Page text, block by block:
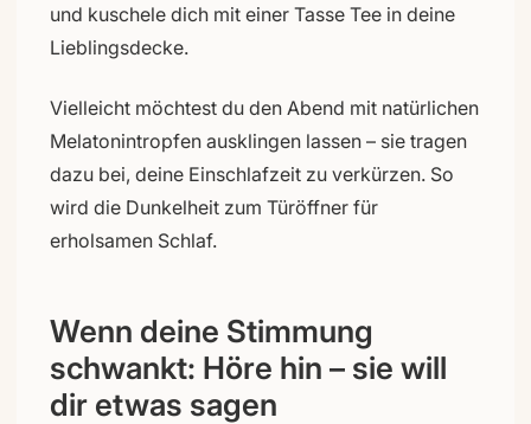
und kuschele dich mit einer Tasse Tee in deine
Lieblingsdecke.
Vielleicht möchtest du den Abend mit natürlichen
Melatonintropfen ausklingen lassen – sie tragen
dazu bei, deine Einschlafzeit zu verkürzen. So
wird die Dunkelheit zum Türöffner für
erholsamen Schlaf.
Wenn deine Stimmung
schwankt: Höre hin – sie will
dir etwas sagen